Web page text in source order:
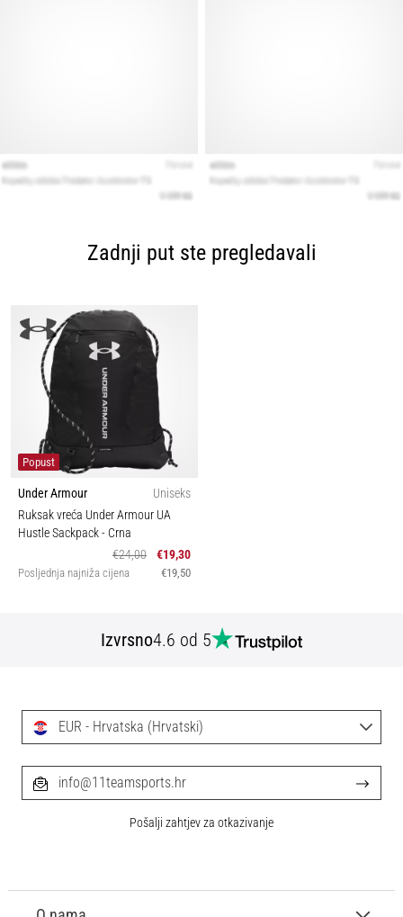
Zadnji put ste pregledavali
Popust
Under Armour
Uniseks
Ruksak vreća Under Armour UA
Hustle Sackpack- Crna
€24,00
€19,30
Posljednja najniža cijena €19,50
Izvrsno4.6 od 5
EUR - Hrvatska (Hrvatski)
info@11teamsports.hr
Pošalji zahtjev za otkazivanje